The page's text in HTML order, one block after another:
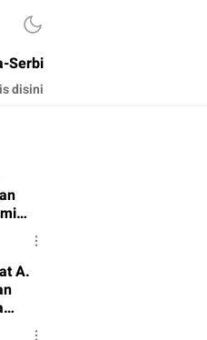
Serbi
disini
A.